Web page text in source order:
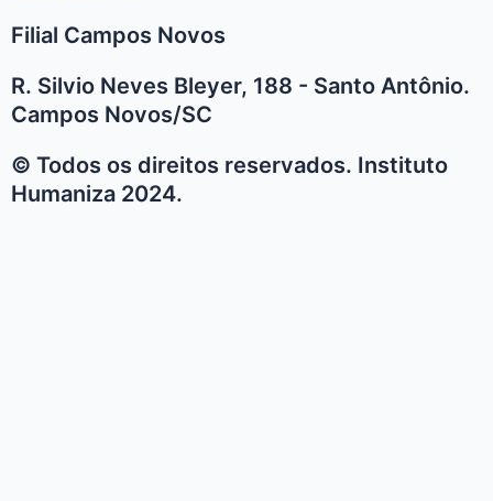
Filial Campos Novos
R. Silvio Neves Bleyer, 188 - Santo Antônio.
Campos Novos/SC
© Todos os direitos reservados. Instituto
Humaniza 2024.